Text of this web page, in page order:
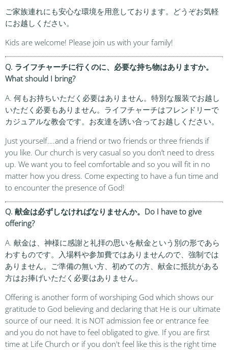
ご家族連れにも安心な環境を用意しております。どうぞお気軽
にお越しください。
Kids are welcome! Please join us with your family!
Q. ライフチャーチに行くのに、必要な持ち物はありますか。
What should I bring?
A. 何もお持ちいただく必要はありません。特別な服装でお越し
いただく必要もありません。ライフチャーチはフレンドリーで
カジュアルな教会です。お友達を誘い合ってお越しください。
Just yourself….and a friend or two friends or three friends if
you like. Our church is very casual so you don’t need to dress
up. We want you to feel comfortable and so you will fit in no
matter how you dress. Come expecting to have a fun time and
to encounter the presence of God!
Q. 献金は必ずしなければなりませんか。Do I have to give
offering?
A. 献金は、神様に感謝と礼拝の思いを献金という別の形であら
わすものです。入場料や参加費ではありませんので、強制では
ありません。ご準備の無い方、初めての方、献金に抵抗がある
方はお捧げいただく必要はありません。
Offering is another form of worshiping God which shows our
gratitude to God believing and declaring that He is our ultimate
source of our need. It is NOT admission fee or entrance fee
and you do not have to feel obligated to give. If you are first
time at Life Church or if you don't feel like this is the right time